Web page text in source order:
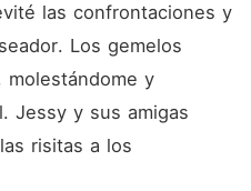
las confrontaciones y
Los gemelos
molestándome y
Jessy y sus amigas
risitas a los